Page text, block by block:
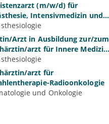
(m/w/d) für
Intensivmedizin und
Arzt in Ausbildung zur/zum
arzt für Innere Medizin
Nephrologie,
arzt für
Radioonkologie
und Onkologie